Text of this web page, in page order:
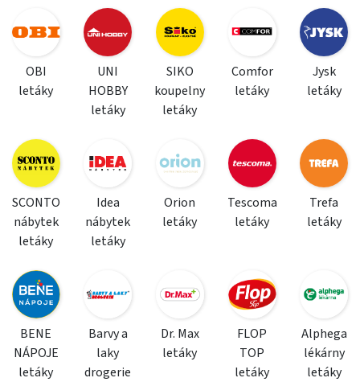
OBI
letáky
UNI
HOBBY
letáky
SIKO
koupelny
letáky
Comfor
letáky
Jysk
letáky
SCONTO
nábytek
letáky
Idea
nábytek
letáky
Orion
letáky
Tescoma
letáky
Trefa
letáky
BENE
NÁPOJE
letáky
Barvy a
laky
drogerie
Dr. Max
letáky
FLOP
TOP
letáky
Alphega
lékárny
letáky